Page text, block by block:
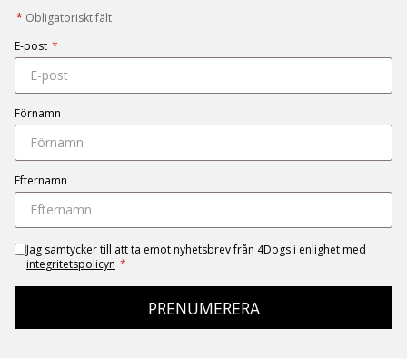
* Obligatoriskt fält
E-post *
Förnamn
Efternamn
Jag samtycker till att ta emot nyhetsbrev från 4Dogs i enlighet med
integritetspolicyn *
PRENUMERERA